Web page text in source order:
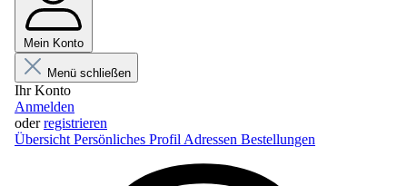
Mein Konto
Menü schließen
Ihr Konto
Anmelden
oderregistrieren
Übersicht Persönliches Profil Adressen Bestellungen